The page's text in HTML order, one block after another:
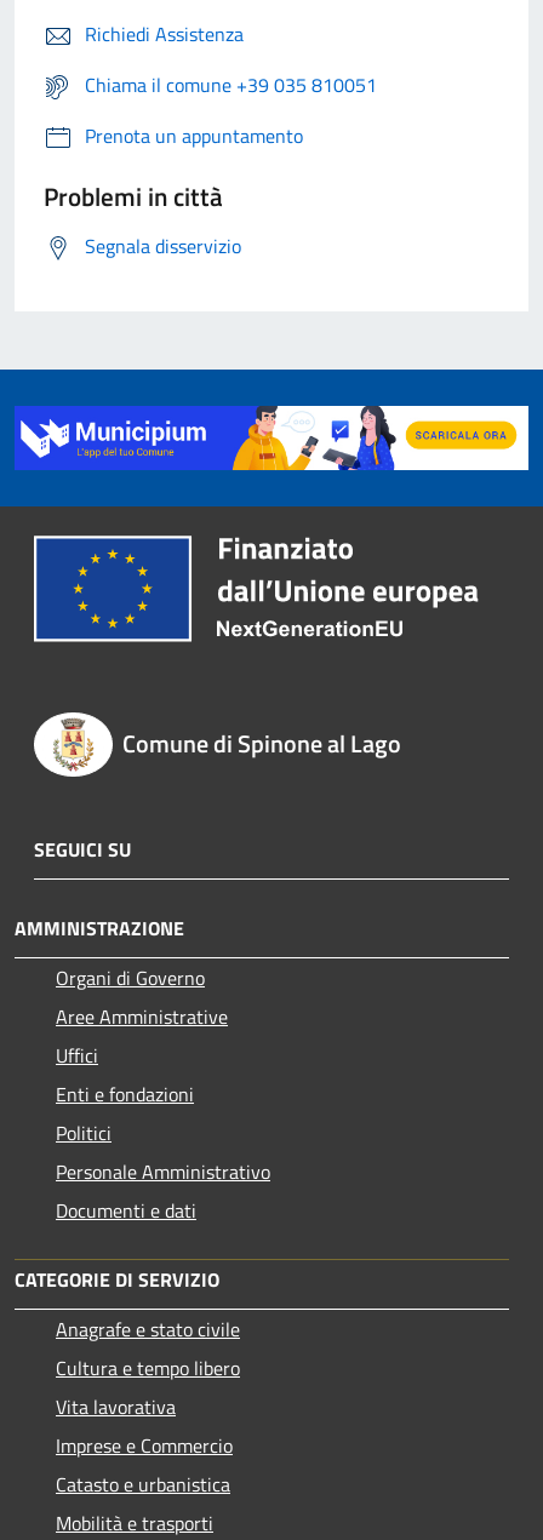
Richiedi Assistenza
Chiama il comune +39 035 810051
Prenota un appuntamento
Problemi in città
Segnala disservizio
Comune di Spinone al Lago
SEGUICI SU
AMMINISTRAZIONE
Organi di Governo
Aree Amministrative
Uffici
Enti e fondazioni
Politici
Personale Amministrativo
Documenti e dati
CATEGORIE DI SERVIZIO
Anagrafe e stato civile
Cultura e tempo libero
Vita lavorativa
Imprese e Commercio
Catasto e urbanistica
Mobilità e trasporti